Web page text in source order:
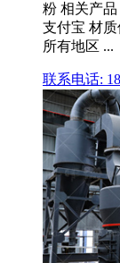
粉 相关产
支付宝 材
所有地区 ...
联系电话: